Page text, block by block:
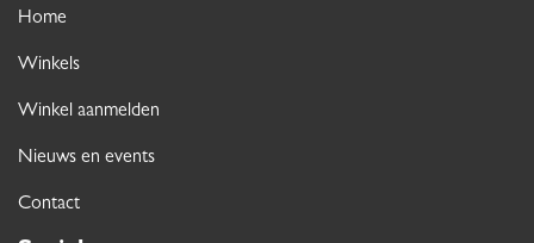
Home
Winkels
Winkel aanmelden
Nieuws en events
Contact